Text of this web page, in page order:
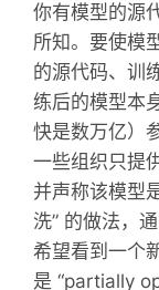
你有模型的源
所知。要使模
的源代码、训
练后的模型本
快是数万亿）
一些组织只提
并声称该模型
洗” 的做法，
希望看到一个
是 “partially